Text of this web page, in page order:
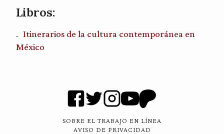
Libros:
Itinerarios de la cultura contemporánea en
México
SOBRE EL TRABAJO EN LÍNEA
AVISO DE PRIVACIDAD